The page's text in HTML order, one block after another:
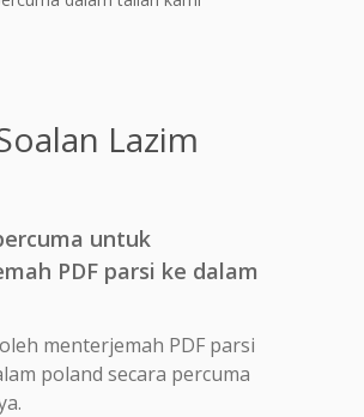
Lazim
untuk
PDF parsi ke dalam
menterjemah PDF parsi
poland secara percuma